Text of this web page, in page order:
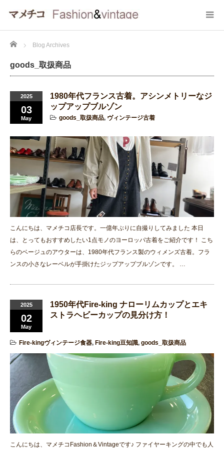
Home Blog Archives
goods_取扱商品
2025
03
May
1980年代フランス古着。アシンメトリーなジ
ップアップブルゾン
goods_取扱商品, ヴィンテージ古着
こんにちは、マメチコ店長です。一億年ぶりに自撮りしてみました 本日
は、とってもおすすめしたい1点モノのヨーロッパ古着をご紹介です！ こち
らのベージュのアウターは、1980年代フランス製のウィメンズ古着。フラ
ンスの小さなレーベルが手掛けたジップアップブルゾンです。 …
2025
02
May
1950年代Fire-king ナローリムカップとエキ
ストラヘビーカップの見分け方！
Fire-kingヴィンテージ食器, Fire-king豆知識, goods_取扱商品
こんにちは、マメチコFashion＆Vintageです♪ ファイヤーキングの中でも人